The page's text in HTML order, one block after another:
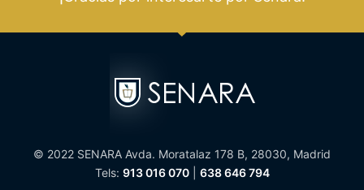
© 2022 SENARA Avda. Moratalaz 178 B, 28030, Madrid
Tels: 913 016 070| 638 646 794